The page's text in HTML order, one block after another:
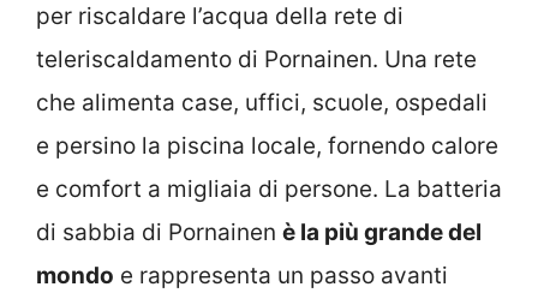
per riscaldare l’acqua della rete di
teleriscaldamento di Pornainen. Una rete
che alimenta case, uffici, scuole, ospedali
e persino la piscina locale, fornendo calore
e comfort a migliaia di persone. La batteria
di sabbia di Pornainen è la più grande del
mondo e rappresenta un passo avanti